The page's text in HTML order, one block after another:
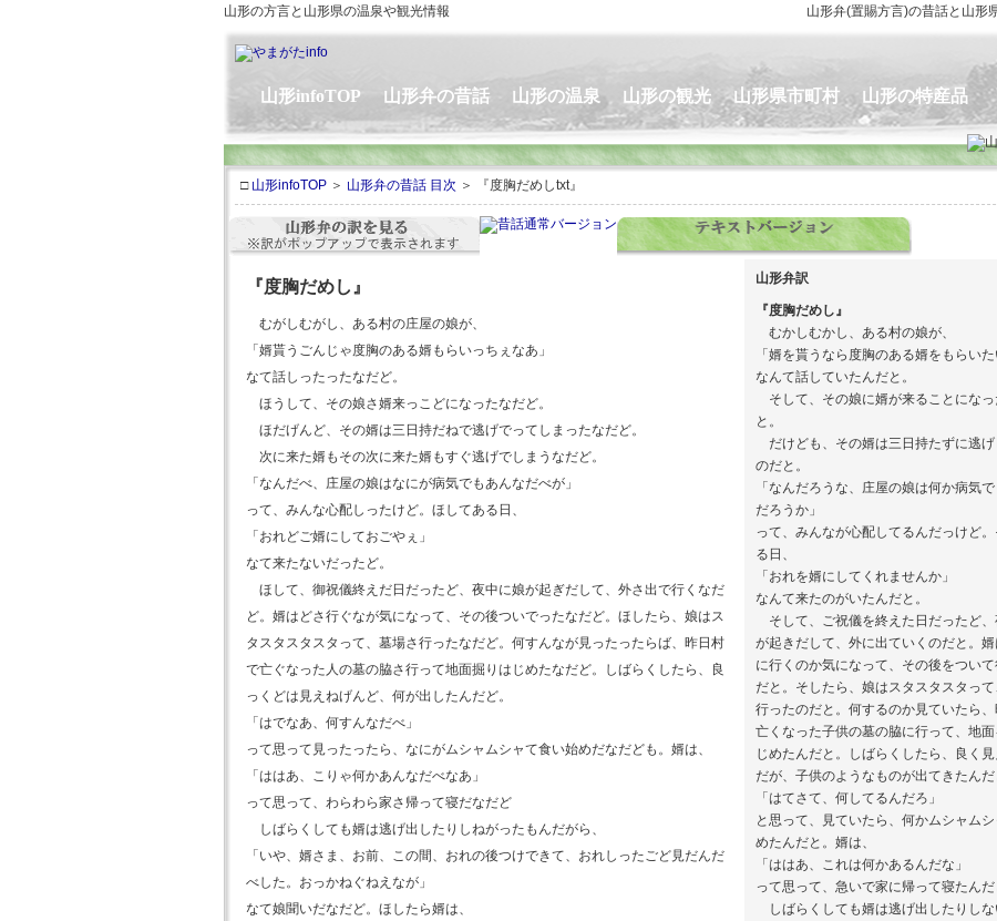
山形の方言と山形県の温泉や観光情報 山形弁(置賜方言)の昔話と山形
山形infoTOP 山形弁の昔話 山形の温泉 山形の観光 山形県市町村 山形の特産品
□ 山形infoTOP ＞ 山形弁の昔話 目次 ＞ 『度胸だめしtxt』
『度胸だめし』
むがしむがし、ある村の庄屋の娘が、
「婿貰うごんじゃ度胸のある婿もらいっちぇなあ」
なて話しったったなだど。
ほうして、その娘さ婿来っこどになったなだど。
ほだげんど、その婿は三日持だねで逃げでってしまったなだど。
次に来た婿もその次に来た婿もすぐ逃げでしまうなだど。
「なんだべ、庄屋の娘はなにが病気でもあんなだべが」
って、みんな心配しったけど。ほしてある日、
「おれどご婿にしておごやぇ」
なて来たないだったど。
ほして、御祝儀終えだ日だったど、夜中に娘が起ぎだして、外さ出で行くなだ
ど。婿はどさ行ぐなが気になって、その後ついでったなだど。ほしたら、娘はス
タスタスタスタって、墓場さ行ったなだど。何すんなが見ったったらば、昨日村
で亡ぐなった人の墓の脇さ行って地面掘りはじめたなだど。しばらくしたら、良
っくどは見えねげんど、何が出したんだど。
「はでなあ、何すんなだべ」
って思って見ったったら、なにがムシャムシャて食い始めだなだども。婿は、
「ははあ、こりゃ何かあんなだべなあ」
って思って、わらわら家さ帰って寝だなだど
しばらくしても婿は逃げ出したりしねがったもんだがら、
「いや、婿さま、お前、この間、おれの後つけできて、おれしったごど見だんだ
べした。おっかねぐねえなが」
なて娘聞いだなだど。ほしたら婿は、
山形弁訳
『度胸だめし』
むかしむかし、ある村の娘が、
「婿を貰うなら度胸のある婿をもらいた
なんて話していたんだと。
そして、その娘に婿が来ることになっ
と。
だけども、その婿は三日持たずに逃げ
のだと。
「なんだろうな、庄屋の娘は何か病気
だろうか」
って、みんなが心配してるんだっけど
る日、
「おれを婿にしてくれませんか」
なんて来たのがいたんだと。
そして、ご祝儀を終えた日だったど、
が起きだして、外に出ていくのだと。婿
に行くのか気になって、その後をつい
だと。そしたら、娘はスタスタスタっ
行ったのだと。何するのか見ていたら
亡くなった子供の墓の脇に行って、地
じめたんだと。しばらくしたら、良く
だが、子供のようなものが出てきたんだ
「はてさて、何してるんだろ」
と思って、見ていたら、何かムシャム
めたんだと。婿は、
「ははあ、これは何かあるんだな」
って思って、急いで家に帰って寝たんだ
しばらくしても婿は逃げ出したりし